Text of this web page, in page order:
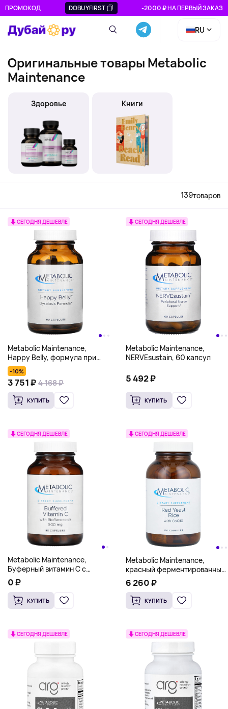
ПРОМОКОД DOBUYFIRST -2000 ₽ НА ПЕРВЫЙ ЗАКАЗ
RU
Оригинальные товары Metabolic
Maintenance
Здоровье Книги
139товаров
СЕГОДНЯ ДЕШЕВЛЕ
Metabolic Maintenance,
Happy Belly, формула при
дисбактериозе, 90 капсул
-10%
3 751 ₽ 4 168 ₽
КУПИТЬ
СЕГОДНЯ ДЕШЕВЛЕ
Metabolic Maintenance,
NERVEsustain, 60 капсул
5 492 ₽
КУПИТЬ
СЕГОДНЯ ДЕШЕВЛЕ
Metabolic Maintenance,
Буферный витамин С с
биофлавоноидами, 500 мг,
100 капсул
0 ₽
КУПИТЬ
СЕГОДНЯ ДЕШЕВЛЕ
Metabolic Maintenance,
красный ферментированный
рис с коэнзимом Q10, 120
капсул
6 260 ₽
КУПИТЬ
СЕГОДНЯ ДЕШЕВЛЕ СЕГОДНЯ ДЕШЕВЛЕ